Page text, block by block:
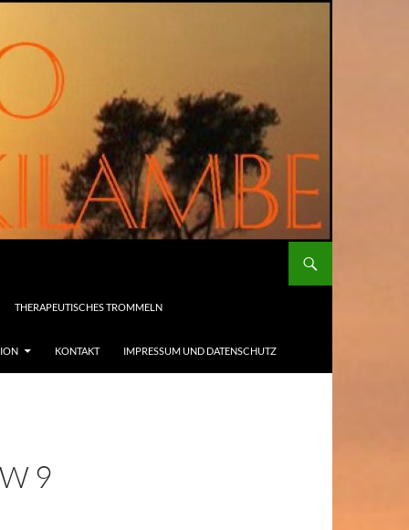
THERAPEUTISCHES TROMMELN
KONTAKT IMPRESSUM UND DATENSCHUTZ
9